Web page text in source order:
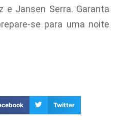
e Jansen Serra. Garanta
se para uma noite
Twitter